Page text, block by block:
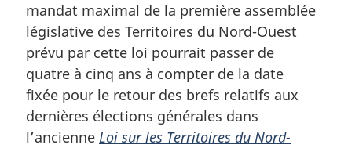
mandat maximal de la première assemblée
législative des Territoires du Nord-Ouest
prévu par cette loi pourrait passer de
quatre à cinq ans à compter de la date
fixée pour le retour des brefs relatifs aux
dernières élections générales dans
l’ancienne Loi sur les Territoires du Nord-